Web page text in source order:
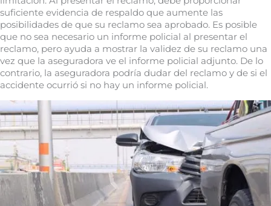
suficiente evidencia de respaldo que aumente las
posibilidades de que su reclamo sea aprobado. Es posible
que no sea necesario un informe policial al presentar el
reclamo, pero ayuda a mostrar la validez de su reclamo una
vez que la aseguradora ve el informe policial adjunto. De lo
contrario, la aseguradora podría dudar del reclamo y de si el
accidente ocurrió si no hay un informe policial.